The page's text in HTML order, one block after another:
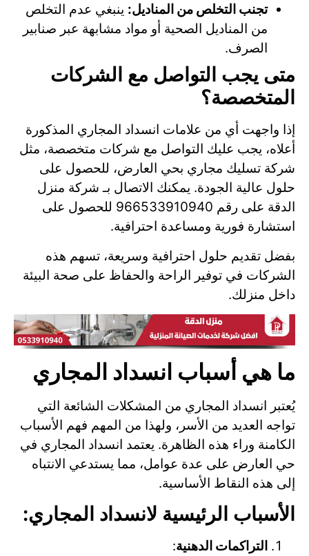
تجنب التخلص من المناديل: ينبغي عدم التخلص
من المناديل الصحية أو مواد مشابهة عبر صنابير
الصرف.
متى يجب التواصل مع الشركات
المتخصصة؟
إذا واجهت أي من علامات انسداد المجاري المذكورة
أعلاه، يجب عليك التواصل مع شركات متخصصة، مثل
شركة تسليك مجاري بحي العارض، للحصول على
حلول عالية الجودة. يمكنك الاتصال بـ شركة منزل
الدقة على رقم 966533910940 للحصول على
استشارة فورية ومساعدة احترافية.
بفضل تقديم حلول احترافية وسريعة، تسهم هذه
الشركات في توفير الراحة والحفاظ على صحة البيئة
داخل منزلك.
ما هي أسباب انسداد المجاري
يُعتبر انسداد المجاري من المشكلات الشائعة التي
تواجه العديد من الأسر، ولهذا من المهم فهم الأسباب
الكامنة وراء هذه الظاهرة. يعتمد انسداد المجاري في
حي العارض على عدة عوامل، مما يستدعي الانتباه
إلى هذه النقاط الأساسية.
الأسباب الرئيسية لانسداد المجاري:
التراكمات الدهنية: